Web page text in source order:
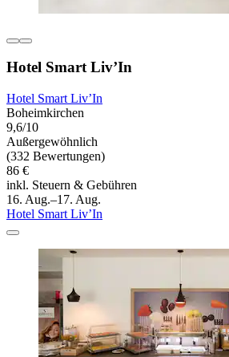
Hotel Smart Liv’In
Hotel Smart Liv’In
Boheimkirchen
9,6/10
Außergewöhnlich
(332 Bewertungen)
86 €
inkl. Steuern & Gebühren
16. Aug.–17. Aug.
Hotel Smart Liv’In